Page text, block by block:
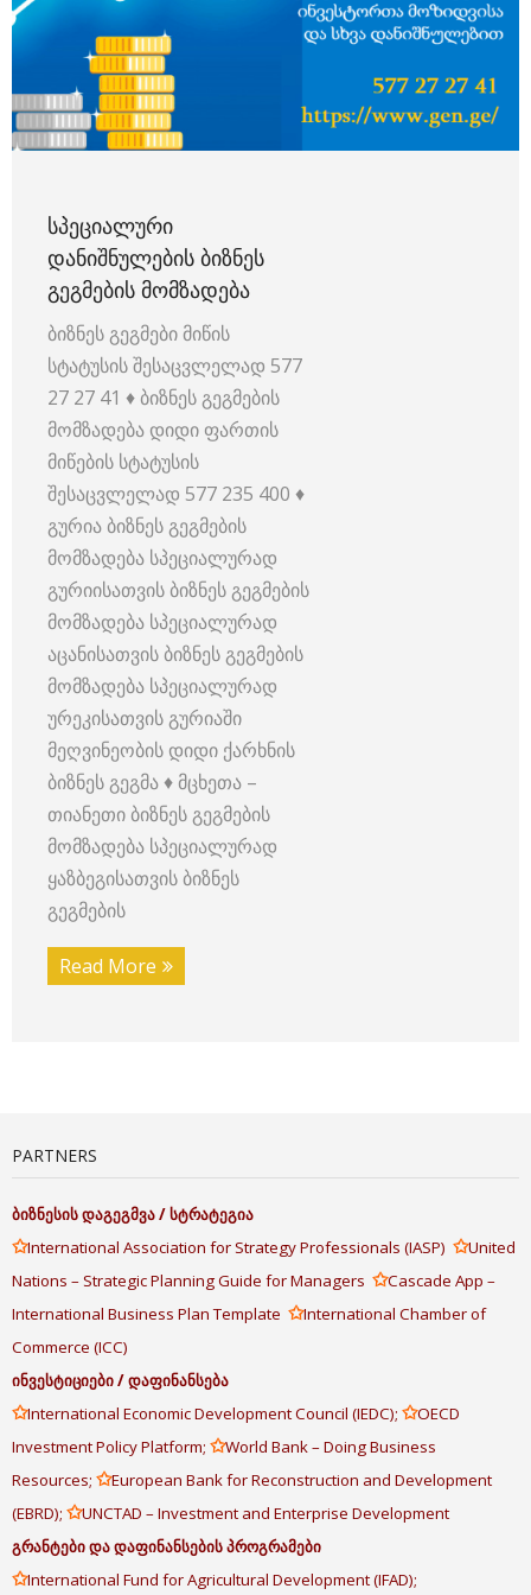
ᲡᲞᲔᲪᲘᲐᲚᲣᲠᲘ
ᲓᲐᲜᲘᲨᲜᲣᲚᲔᲑᲘᲡ ᲑᲘᲖᲜᲔᲡ
ᲒᲔᲒᲛᲔᲑᲘᲡ ᲛᲝᲛᲖᲐᲓᲔᲑᲐ
ბიზნეს გეგმები მიწის
სტატუსის შესაცვლელად 577
27 27 41 ♦ ბიზნეს გეგმების
მომზადება დიდი ფართის
მიწების სტატუსის
შესაცვლელად 577 235 400 ♦
გურია ბიზნეს გეგმების
მომზადება სპეციალურად
გურიისათვის ბიზნეს გეგმების
მომზადება სპეციალურად
აცანისათვის ბიზნეს გეგმების
მომზადება სპეციალურად
ურეკისათვის გურიაში
მეღვინეობის დიდი ქარხნის
ბიზნეს გეგმა ♦ მცხეთა –
თიანეთი ბიზნეს გეგმების
მომზადება სპეციალურად
ყაზბეგისათვის ბიზნეს
გეგმების
Read More
PARTNERS
ბიზნესისდაგეგმვა/სტრატეგია
✩International Association for Strategy Professionals (IASP) ✩United
Nations – Strategic Planning Guide for Managers ✩Cascade App –
International Business Plan Template ✩International Chamber of
Commerce (ICC)
ინვესტიციები/დაფინანსება
✩International Economic Development Council (IEDC); ✩OECD
Investment Policy Platform; ✩World Bank – Doing Business
Resources; ✩European Bank for Reconstruction and Development
(EBRD); ✩UNCTAD – Investment and Enterprise Development
გრანტებიდადაფინანსებისპროგრამები
✩International Fund for Agricultural Development (IFAD);